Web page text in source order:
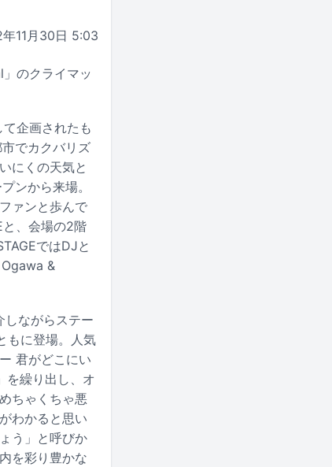
11月30日 5:03
のクライマッ
企画されたも
でカクバリズ
にくの天気と
ンから来場。
ァンと歩んで
、会場の2階
ではDJと
&
しながらステー
もに登場。人気
君がどこにい
を繰り出し、オ
ちゃくちゃ悪
わかると思い
う」と呼びか
を彩り豊かな